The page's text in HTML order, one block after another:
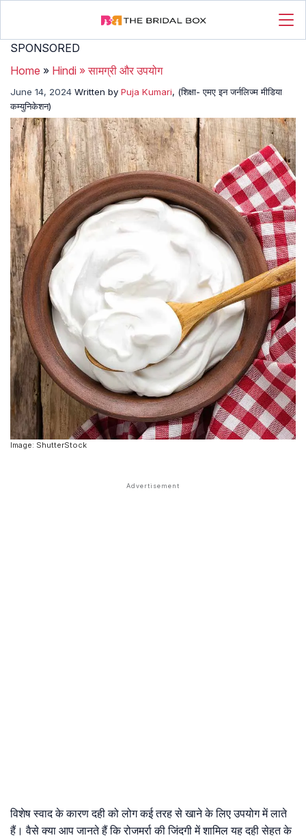
SPONSORED
Home » Hindi »सामग्री और उपयोग
June 14, 2024 Written by Puja Kumari, (शिक्षा- एमए इन जर्नलिज्म मीडिया
कम्युनिकेशन)
Image: ShutterStock
विशेष स्वाद के कारण दही को लोग कई तरह से खाने के लिए उपयोग में लाते
हैं। वैसे क्या आप जानते हैं कि रोजमर्रा की जिंदगी में शामिल यह दही सेहत के